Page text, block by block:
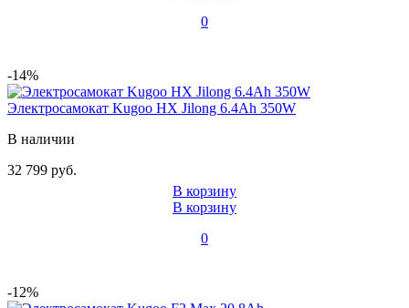
0
-14%
Электросамокат Kugoo HX Jilong 6.4Ah 350W
В наличии
32 799 руб.
В корзину
В корзину
0
-12%